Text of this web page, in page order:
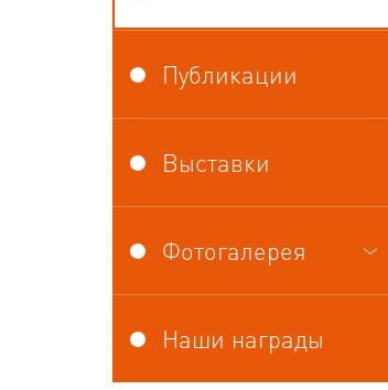
Публикации
Выставки
Фотогалерея
Наши награды